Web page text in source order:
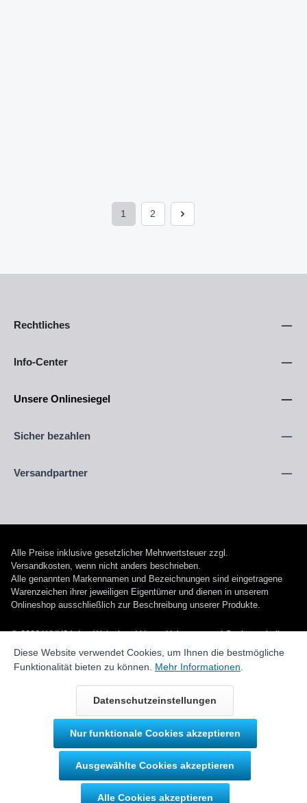
Seite
1
Seite
2
Rechtliches
Info-Center
Unsere Onlinesiegel
Sicher bezahlen
Versandpartner
Alle Preise inklusive gesetzlicher Mehrwertsteuer zzgl.
Versandkosten, wenn nicht anders beschrieben.
Alle genannten Markennamen und Bezeichnungen sind eingetragene
Warenzeichen ihrer jeweiligen Eigentümer und dienen in unserem
Onlineshop ausschließlich zur Beschreibung unserer Produkte.
© 2026 WUH24.de - Weigel und Unger Heizungs- und Sanitärtechnik
GmbH
Diese Website verwendet Cookies, um Ihnen die bestmögliche
Funktionalität bieten zu können. Mehr Informationen
Datenschutzeinstellungen
Nur funktionale Cookies akzeptieren
Ausgewählte Cookies akzeptieren
Alle Cookies akzeptieren
Durch IT-Recht Kanzlei
Kundenmeinung: